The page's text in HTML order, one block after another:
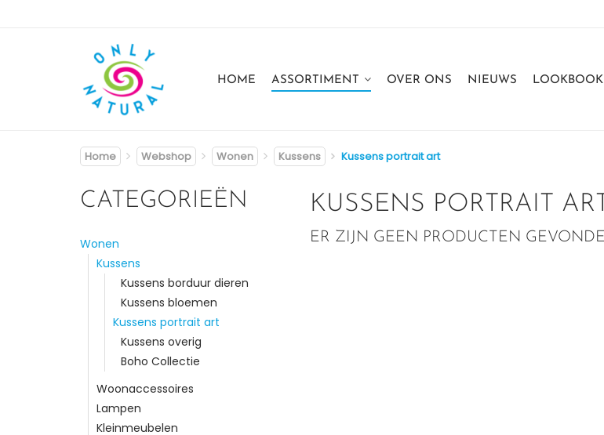
HOME ASSORTIMENT OVER ONS NIEUWS LOOKBOOK
Home Webshop Wonen Kussens Kussens portrait art
CATEGORIEËN
Wonen
Kussens
Kussens borduur dieren
Kussens bloemen
Kussens portrait art
Kussens overig
Boho Collectie
Woonaccessoires
Lampen
Kleinmeubelen
KUSSENS PORTRAIT ART
ER ZIJN GEEN PRODUCTEN